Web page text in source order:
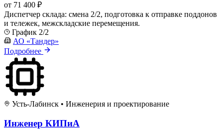
от 71 400 ₽
Диспетчер склада: смена 2/2, подготовка к отправке поддонов
и тележек, межскладские перемещения.
График 2/2
АО «Тандер»
Подробнее
Усть-Лабинск • Инженерия и проектирование
Инженер КИПиА